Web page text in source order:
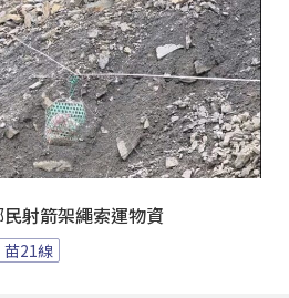
射箭架繩索運物資
苗21線